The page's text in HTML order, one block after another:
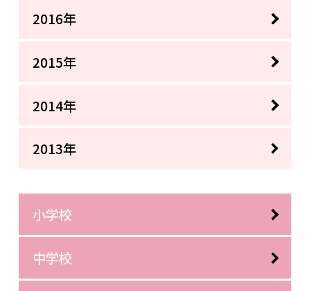
2016年
2015年
2014年
2013年
小学校
中学校